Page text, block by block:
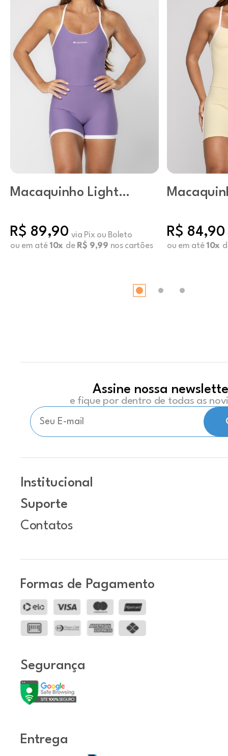
Macaquinho Light
R$ 89,90 via Pix ou Boleto
ou em até 10x de R$ 9,99 nos cartões
R$ 84,90
ou em até 10x
Assine nossa
e fique por dentro de todas as
Institucional
Suporte
Contatos
Formas de Pagamento
Segurança
Entrega